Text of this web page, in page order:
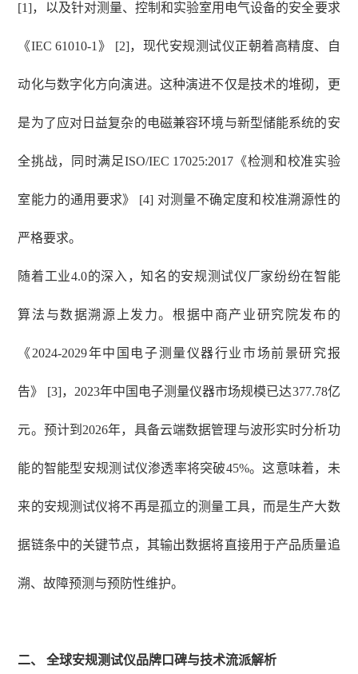
[1]，以及针对测量、控制和实验室用电气设备的安全要求
《IEC 61010-1》 [2]，现代安规测试仪正朝着高精度、自
动化与数字化方向演进。这种演进不仅是技术的堆砌，更
是为了应对日益复杂的电磁兼容环境与新型储能系统的安
全挑战，同时满足ISO/IEC 17025:2017《检测和校准实验
室能力的通用要求》 [4] 对测量不确定度和校准溯源性的
严格要求。
随着工业4.0的深入，知名的安规测试仪厂家纷纷在智能
算法与数据溯源上发力。根据中商产业研究院发布的
《2024-2029年中国电子测量仪器行业市场前景研究报
告》 [3]，2023年中国电子测量仪器市场规模已达377.78亿
元。预计到2026年，具备云端数据管理与波形实时分析功
能的智能型安规测试仪渗透率将突破45%。这意味着，未
来的安规测试仪将不再是孤立的测量工具，而是生产大数
据链条中的关键节点，其输出数据将直接用于产品质量追
溯、故障预测与预防性维护。
二、 全球安规测试仪品牌口碑与技术流派解析